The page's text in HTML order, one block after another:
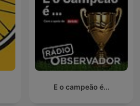
E o campeão é...